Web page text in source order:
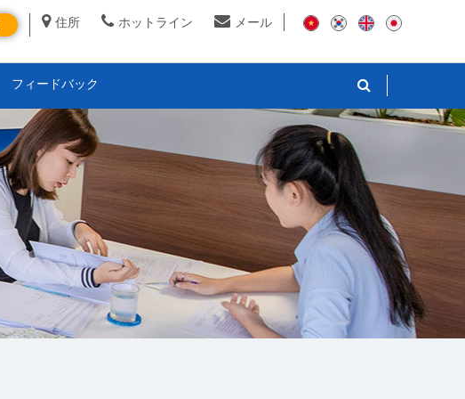
住所 ホットライン メール
フィードバック